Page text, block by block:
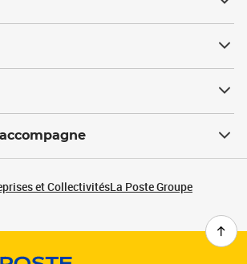
et CollectivitésLa Poste Groupe